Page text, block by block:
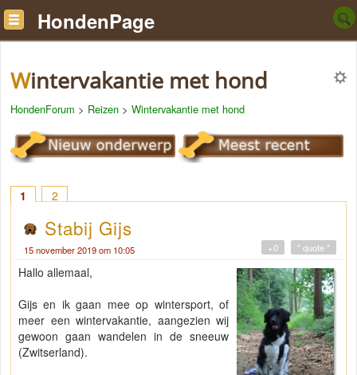
HondenPage
Wintervakantie met hond
HondenForum > Reizen > Wintervakantie met hond
1 2
Stabij Gijs
15 november 2019 om 10:05 " quote "
+0
Hallo allemaal,
Gijs en ik gaan mee op wintersport, of
meer een wintervakantie, aangezien wij
gewoon gaan wandelen in de sneeuw
(Zwitserland).